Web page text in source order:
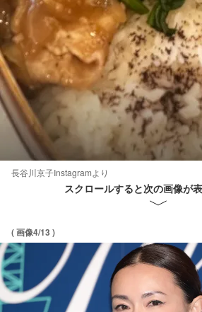
長谷川京子Instagramより
スクロールすると次の画像が
( 画像4/13 )